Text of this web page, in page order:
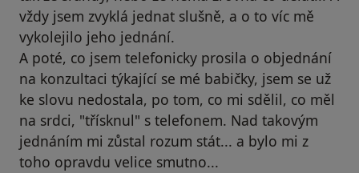
vždy jsem zvyklá jednat slušně, a o to víc mě
vykolejilo jeho jednání.
A poté, co jsem telefonicky prosila o objednání
na konzultaci týkající se mé babičky, jsem se už
ke slovu nedostala, po tom, co mi sdělil, co měl
na srdci, "třísknul" s telefonem. Nad takovým
jednáním mi zůstal rozum stát... a bylo mi z
toho opravdu velice smutno...